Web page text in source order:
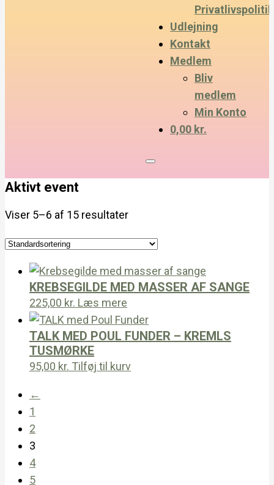
Privatlivspolitik
Udlejning
Kontakt
Medlem
Bliv
medlem
Min Konto
0,00 kr.
Aktivt event
Viser 5–6 af 15 resultater
KREBSEGILDE MED MASSER AF SANGE
225,00 kr. Læs mere
TALK MED POUL FUNDER – KREMLS
TUSMØRKE
95,00 kr. Tilføj til kurv
←
1
2
3
4
5